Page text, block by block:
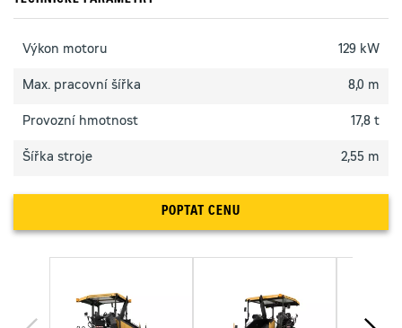
Výkon motoru 129 kW
Max. pracovní šířka 8,0 m
Provozní hmotnost 17,8 t
Šířka stroje 2,55 m
POPTAT CENU